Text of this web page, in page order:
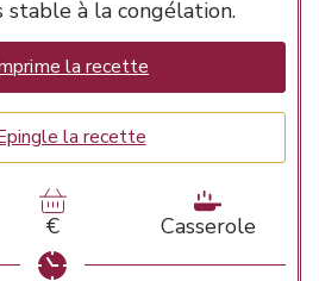
à la congélation.
la recette
la recette
€ Casserole